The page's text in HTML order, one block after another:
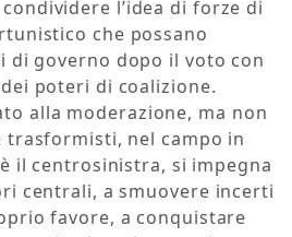
l’idea di forze di
che possano
di governo dopo il voto con
poteri di coalizione.
alla moderazione, ma non
trasformisti, nel campo in
il centrosinistra, si impegna
centrali, a smuovere incerti
favore, a conquistare